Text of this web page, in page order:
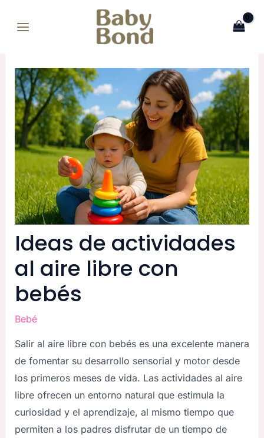
MENU
Ideas de actividades
al aire libre con
bebés
Bebé
Salir al aire libre con bebés es una excelente manera
de fomentar su desarrollo sensorial y motor desde
los primeros meses de vida. Las actividades al aire
libre ofrecen un entorno natural que estimula la
curiosidad y el aprendizaje, al mismo tiempo que
permiten a los padres disfrutar de un tiempo de